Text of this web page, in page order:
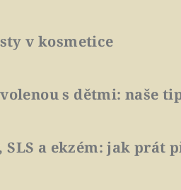
v kosmetice
s dětmi: naše
a ekzém: jak prát